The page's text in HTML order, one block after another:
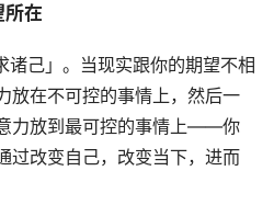
所在
诸己」。当现实跟你的期望不相
放在不可控的事情上，然后一
力放到最可控的事情上——你
过改变自己，改变当下，进而